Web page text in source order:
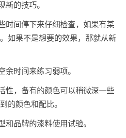
新的技巧。
时间停下来仔细检查，如果有某
如果不是想要的效果，那就从新
余时间来练习弱项。
性，备有的颜色可以稍微深一些
的颜色和配比。
和品牌的漆料使用试验。